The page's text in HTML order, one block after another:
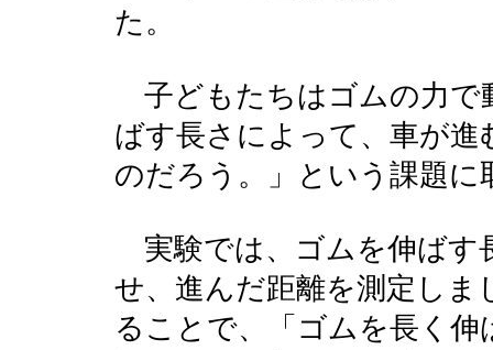
た。
子どもたちはゴムの力で
ばす長さによって、車が
のだろう。」という課題に
実験では、ゴムを伸ばす
せ、進んだ距離を測定しま
ることで、「ゴムを長く